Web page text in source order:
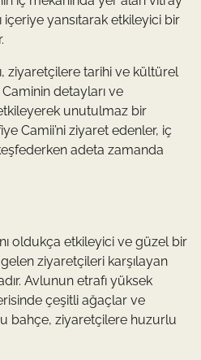
içeriye yansıtarak etkileyici bir
ziyaretçilere tarihi ve kültürel
detayları ve
unutulmaz bir
Camii’ni ziyaret edenler, iç
adeta zamanda
oldukça etkileyici ve güzel bir
ziyaretçileri karşılayan
Avlunun etrafı yüksek
çeşitli ağaçlar ve
bahçe, ziyaretçilere huzurlu